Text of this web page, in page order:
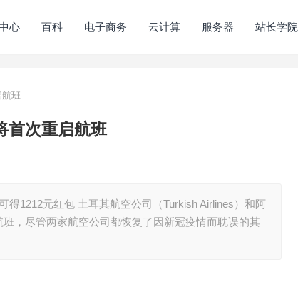
心 百科 电子商务 云计算 服务器 站长学院
航班
首次重启航班
得1212元红包 土耳其航空公司（Turkish Airlines）和阿
，尽管两家航空公司都恢复了因新冠疫情而耽误的其